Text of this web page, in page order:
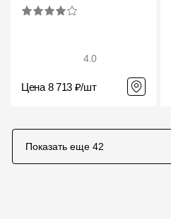
4.0
Цена 8 713 ₽/шт
Показать еще 42